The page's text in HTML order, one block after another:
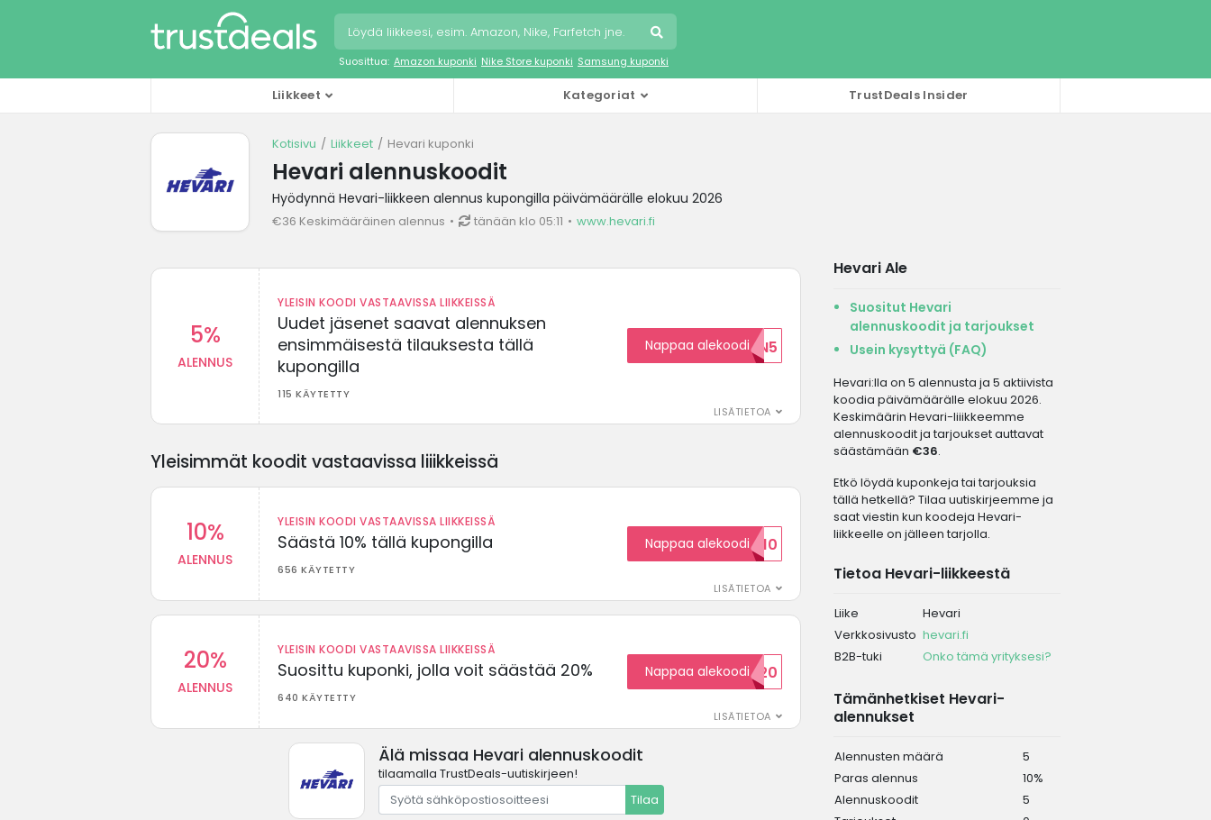
Suosittua: Amazon kuponki Nike Store kuponki Samsung kuponki
Liikkeet Kategoriat TrustDeals Insider
Kotisivu Liikkeet Hevari kuponki
Hevari alennuskoodit
Hyödynnä Hevari-liikkeen alennus kupongilla päivämäärälle elokuu 2026
€36 Keskimääräinen alennus tänään klo 05:11 www.hevari.fi
5%
ALENNUS
YLEISIN KOODI VASTAAVISSA LIIKKEISSÄ
Uudet jäsenet saavat alennuksen
ensimmäisestä tilauksesta tällä
kupongilla
115 KÄYTETTY
LISÄTIETOA
Nappaa alekoodi
ALENNUKSEN5
Yleisimmät koodit vastaavissa liiikkeissä
10%
ALENNUS
YLEISIN KOODI VASTAAVISSA LIIKKEISSÄ
Säästä 10% tällä kupongilla
656 KÄYTETTY
LISÄTIETOA
Nappaa alekoodi
KOODID10
20%
ALENNUS
YLEISIN KOODI VASTAAVISSA LIIKKEISSÄ
Suosittu kuponki, jolla voit säästää 20%
640 KÄYTETTY
LISÄTIETOA
Nappaa alekoodi
WELCOME20
Älä missaa Hevari alennuskoodit
tilaamalla TrustDeals-uutiskirjeen!
Tilaa
Hevari Ale
Suositut Hevari
alennuskoodit ja tarjoukset
Usein kysyttyä (FAQ)
Hevari:lla on 5 alennusta ja 5 aktiivista
koodia päivämäärälle elokuu 2026.
Keskimäärin Hevari-liiikkeemme
alennuskoodit ja tarjoukset auttavat
säästämään €36.
Etkö löydä kuponkeja tai tarjouksia
tällä hetkellä? Tilaa uutiskirjeemme ja
saat viestin kun koodeja Hevari-
liikkeelle on jälleen tarjolla.
Tietoa Hevari-liikkeestä
Liike
Hevari
Verkkosivusto hevari.fi
B2B-tuki
Onko tämä yrityksesi?
Tämänhetkiset Hevari-
alennukset
Alennusten määrä
5
Paras alennus
10%
Alennuskoodit
5